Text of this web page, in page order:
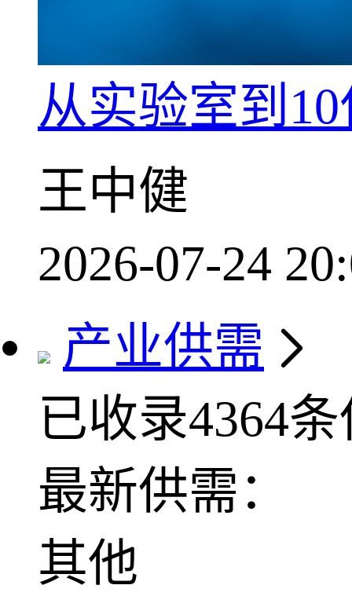
从实验室到
王中健
2026-07-24
产业供需
已收录4364
最新供需：
其他